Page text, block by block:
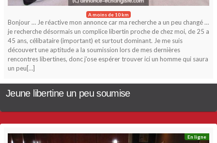
A moins de 10 km
Bonjour … Je réactive mon annonce car ma recherche a un peu changé …
je recherche désormais un complice libertin proche de chez moi, de 25 a
45 ans, célibataire (important) et surtout dominant. Je me suis
découvert une aptitude a la soumission lors de mes dernières
rencontres libertines, donc j’ose espérer trouver ici un homme qui saura
un peu[…]
Jeune libertine un peu soumise
En ligne